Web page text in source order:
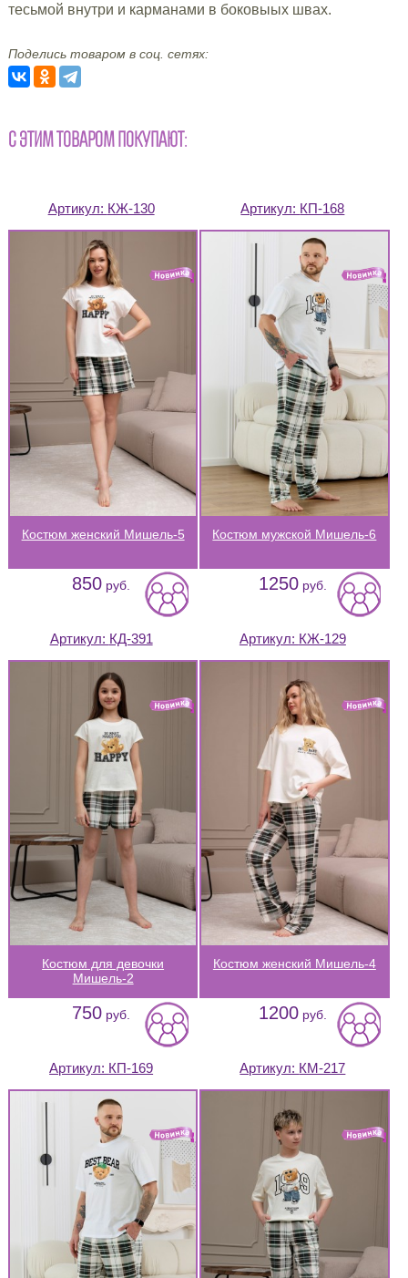
тесьмой внутри и карманами в боковыых швах.
Поделись товаром в соц. сетях:
С ЭТИМ ТОВАРОМ ПОКУПАЮТ:
Артикул: КЖ-130
Костюм женский Мишель-5
850 руб.
Артикул: КП-168
Костюм мужской Мишель-6
1250руб.
Артикул: КД-391
Костюм для девочки
Мишель-2
750 руб.
Артикул: КЖ-129
Костюм женский Мишель-4
1200руб.
Артикул: КП-169 Артикул: КМ-217